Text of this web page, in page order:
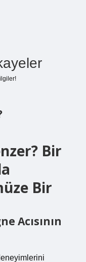
Bir
Bir
Acısının